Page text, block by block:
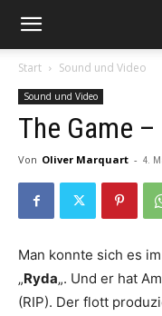
Start Sound und Video
Sound und Video
The Game
Von Oliver Marquart - 4.
Man konnte sich es
„Ryda„. Und er hat
(RIP). Der flott